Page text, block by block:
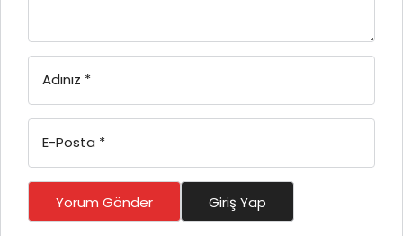
Adınız *
E-Posta *
Yorum Gönder Giriş Yap